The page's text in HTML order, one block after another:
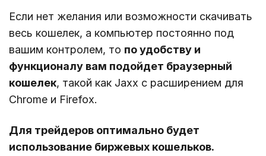
Если нет желания или возможности скачивать
весь кошелек, а компьютер постоянно под
вашим контролем, то по удобству и
функционалу вам подойдет браузерный
кошелек, такой как Jaxx с расширением для
Chrome и Firefox.
Для трейдеров оптимально будет
использование биржевых кошельков.